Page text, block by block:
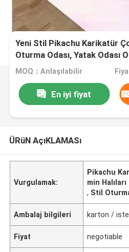
Yeni Stil Pikachu Karikatür
Oturma Odası, Yatak Odası
Halılar
MOQ：Anlaşılabilir
En iyi fiyat
ÜRüN AçıKLAMASı
Vurgulamak:
Pikachu
min Halıları
, Stil
Ambalaj bilgileri karton /
Fiyat negotiable